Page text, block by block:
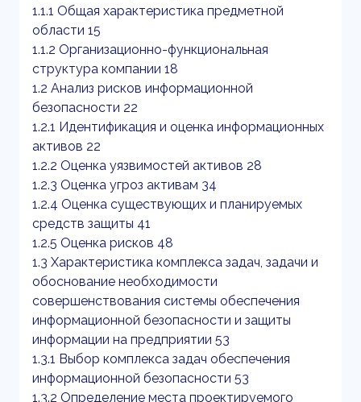
1.1.1 Общая характеристика предметной
области 15
1.1.2 Организационно-функциональная
структура компании 18
1.2 Анализ рисков информационной
безопасности 22
1.2.1 Идентификация и оценка информационных
активов 22
1.2.2 Оценка уязвимостей активов 28
1.2.3 Оценка угроз активам 34
1.2.4 Оценка существующих и планируемых
средств защиты 41
1.2.5 Оценка рисков 48
1.3 Характеристика комплекса задач, задачи и
обоснование необходимости
совершенствования системы обеспечения
информационной безопасности и защиты
информации на предприятии 53
1.3.1 Выбор комплекса задач обеспечения
информационной безопасности 53
1.3.2 Определение места проектируемого